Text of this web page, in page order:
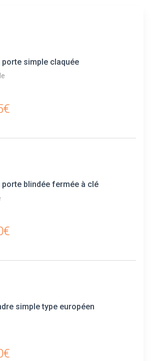
porte simple claquée
porte blindée fermée à clé
simple type européen